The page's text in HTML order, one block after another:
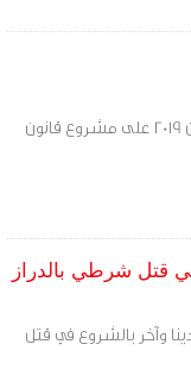
وافق مجلس الوزراء بجلسته المنعقدة يوم أمس الإثنين 1 أبريل/نيسان 2019 على مشروع قانون
سياسيين أدينا وآخر بالشروع في قتل